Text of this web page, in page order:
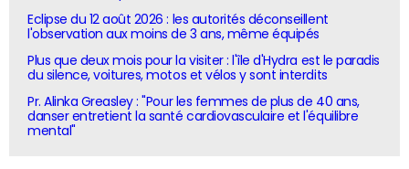
Eclipse du 12 août 2026 : les autorités déconseillent
l'observation aux moins de 3 ans, même équipés
Plus que deux mois pour la visiter : l'île d'Hydra est le paradis
du silence, voitures, motos et vélos y sont interdits
Pr. Alinka Greasley : "Pour les femmes de plus de 40 ans,
danser entretient la santé cardiovasculaire et l'équilibre
mental"